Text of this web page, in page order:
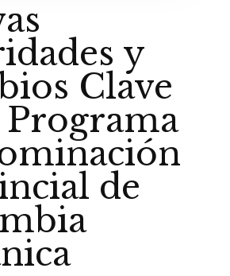
y
Clave
Programa
de